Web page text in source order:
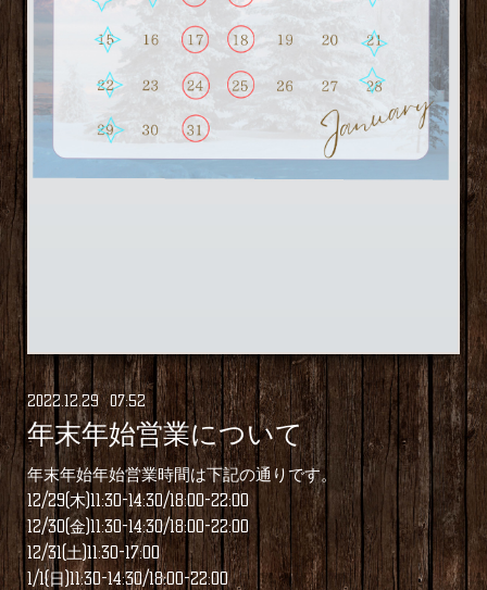
2022.12.29 07:52
年末年始営業について
年末年始年始営業時間は下記の通りです。
12/29(木)11:30-14:30/18:00-22:00
12/30(金)11:30-14:30/18:00-22:00
12/31(土)11:30-17:00
1/1(日)11:30-14:30/18:00-22:00